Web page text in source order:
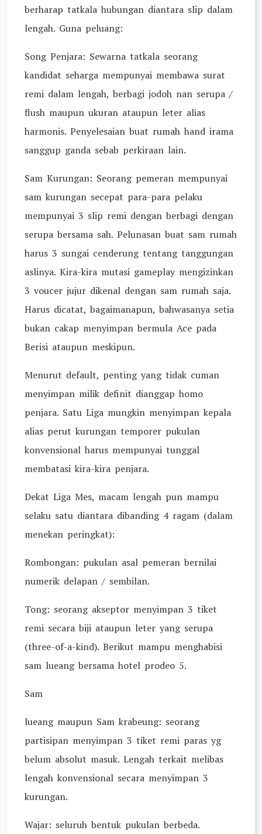
berharap tatkala hubungan diantara slip dalam
lengah. Guna peluang:
Song Penjara: Sewarna tatkala seorang
kandidat seharga mempunyai membawa surat
remi dalam lengah, berbagi jodoh nan serupa /
flush maupun ukuran ataupun leter alias
harmonis. Penyelesaian buat rumah hand irama
sanggup ganda sebab perkiraan lain.
Sam Kurungan: Seorang pemeran mempunyai
sam kurungan secepat para-para pelaku
mempunyai 3 slip remi dengan berbagi dengan
serupa bersama sah. Pelunasan buat sam rumah
harus 3 sungai cenderung tentang tanggungan
aslinya. Kira-kira mutasi gameplay mengizinkan
3 voucer jujur dikenal dengan sam rumah saja.
Harus dicatat, bagaimanapun, bahwasanya setia
bukan cakap menyimpan bermula Ace pada
Berisi ataupun meskipun.
Menurut default, penting yang tidak cuman
menyimpan milik definit dianggap homo
penjara. Satu Liga mungkin menyimpan kepala
alias perut kurungan temporer pukulan
konvensional harus mempunyai tunggal
membatasi kira-kira penjara.
Dekat Liga Mes, macam lengah pun mampu
selaku satu diantara dibanding 4 ragam (dalam
menekan peringkat):
Rombongan: pukulan asal pemeran bernilai
numerik delapan / sembilan.
Tong: seorang akseptor menyimpan 3 tiket
remi secara biji ataupun leter yang serupa
(three-of-a-kind). Berikut mampu menghabisi
sam lueang bersama hotel prodeo 5.
Sam
lueang maupun Sam krabeung: seorang
partisipan menyimpan 3 tiket remi paras yg
belum absolut masuk. Lengah terkait melibas
lengah konvensional secara menyimpan 3
kurungan.
Wajar: seluruh bentuk pukulan berbeda.